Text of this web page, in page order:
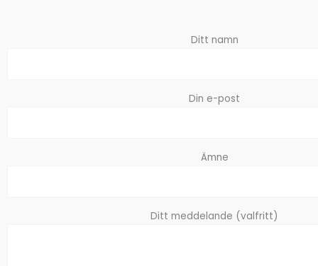
Ditt namn
Din e-post
Ämne
Ditt meddelande (valfritt)